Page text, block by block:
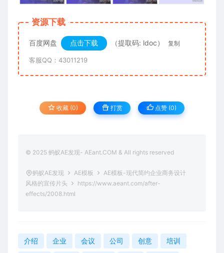
资源下载
百度网盘 点击下载 （提取码: ldoc） 复制
客服QQ：43011219
收藏 (0) 打赏 点赞 (0)
© 2025 蚂蚁AE发现- AEant.COM & All rights reserved
蚂蚁AE发现 AE模板
AE模板-现代简约企业商务设计
风格的宣传片头
https://www.aeant.com/after-
effects/2008.html
介绍 企业 会议 公司 创意 培训